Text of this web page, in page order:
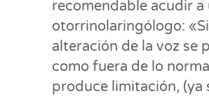
recomendable acudir a
otorrinolaringólogo:
alteración de la voz se
como fuera de lo
produce limitación, (ya